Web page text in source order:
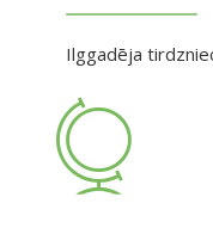
Ilggadēja